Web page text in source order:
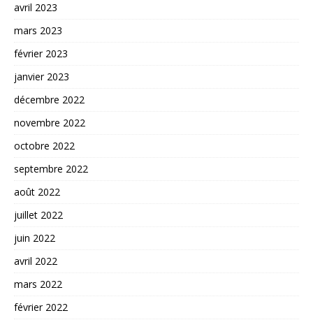
avril 2023
mars 2023
février 2023
janvier 2023
décembre 2022
novembre 2022
octobre 2022
septembre 2022
août 2022
juillet 2022
juin 2022
avril 2022
mars 2022
février 2022